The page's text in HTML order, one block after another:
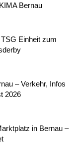
Bernau
Einheit zum
– Verkehr, Infos
2026
in Bernau –